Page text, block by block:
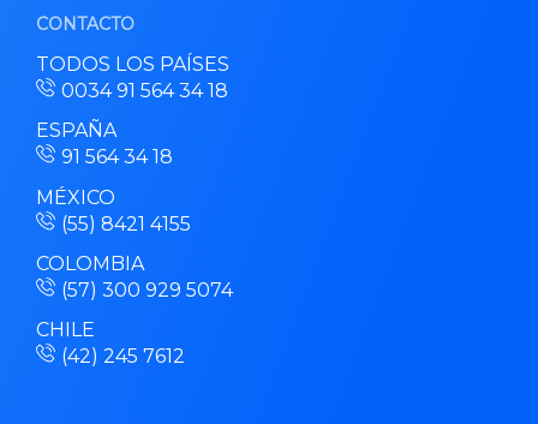
CONTACTO
TODOS LOS PAÍSES
0034 91 564 34 18
ESPAÑA
91 564 34 18
MÉXICO
(55) 8421 4155
COLOMBIA
(57) 300 929 5074
CHILE
(42) 245 7612